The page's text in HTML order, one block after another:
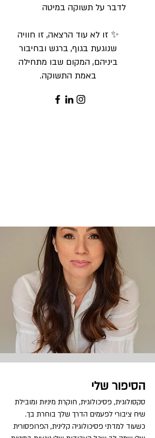
לדבר על תשוקה במיטה
✨ זו לא עוד הרצאה, זו חוויה
שנוגעת בגוף, ברגש ובחיבור
ביניהם, המקום שבו מתחילה
באמת התשוקה.
הסיפור שלי
סקסולוגית, פסיכולוגית, חוקרת מיניות ומובילת
שיח ציבורי לפעמים הדרך שלך בוחרת בך.
כשעוד למדתי פסיכולוגיה קלינית, הפרופסורית